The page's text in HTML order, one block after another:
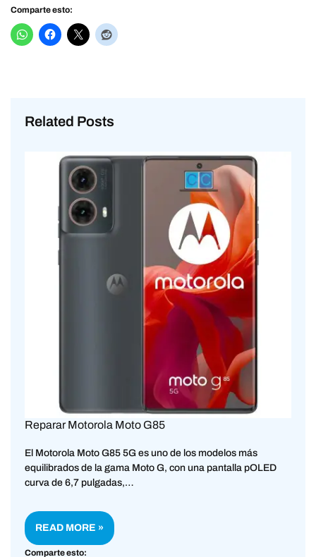
Comparte esto:
Related Posts
Reparar Motorola Moto G85
El Motorola Moto G85 5G es uno de los modelos más
equilibrados de la gama Moto G, con una pantalla pOLED
curva de 6,7 pulgadas,…
READ MORE »
Comparte esto: